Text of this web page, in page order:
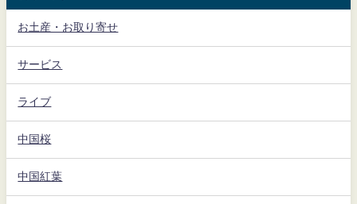
お土産・お取り寄せ
サービス
ライブ
中国桜
中国紅葉